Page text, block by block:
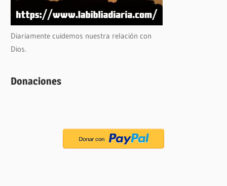
Diariamente cuidemos nuestra relación con
Dios.
Donaciones